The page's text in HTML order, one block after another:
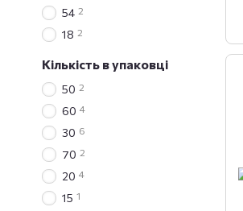
54 2
18 2
Кількість в упаковці
50 2
60 4
30 6
70 2
20 4
15 1